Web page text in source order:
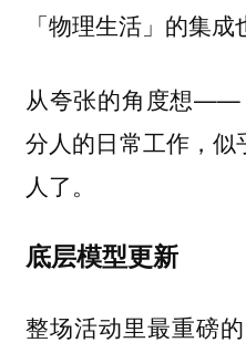
「物理生活」的集成
从夸张的角度想——
分人的日常工作，
人了。
底层模型更新
整场活动里最重磅